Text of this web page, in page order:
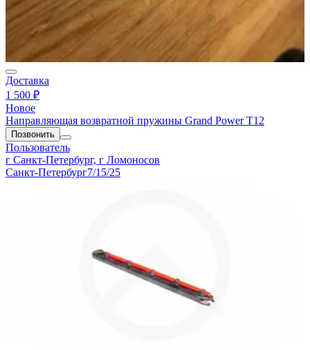
Доставка
1 500 ₽
Новое
Направляющая возвратной пружины Grand Power T12
Позвонить
Пользователь
г Санкт-Петербург, г Ломоносов
Санкт-Петербург7/15/25